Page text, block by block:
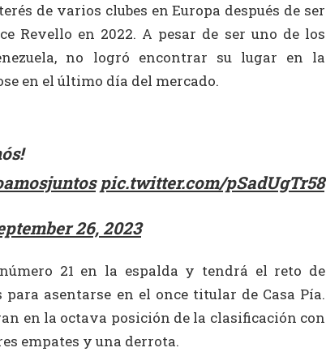
de varios clubes en Europa después de ser
Revello en 2022. A pesar de ser uno de los
no logró encontrar su lugar en la
en el último día del mercado.
pic.twitter.com/pSadUgTr58
26, 2023
21 en la espalda y tendrá el reto de
asentarse en el once titular de Casa Pía.
en la octava posición de la clasificación con
empates y una derrota.